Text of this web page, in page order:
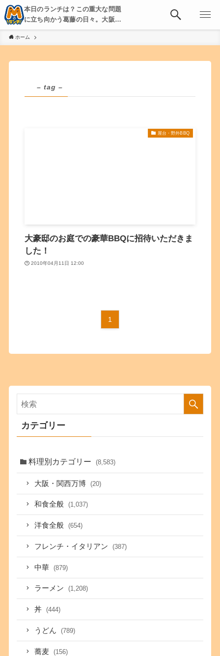
本日のランチは？この重大な問題
に立ち向かう葛藤の日々。大阪・
京都・神戸を中心とした食べ歩
き、飲み歩きを綴る。
ホーム
– tag –
屋台・野外BBQ
大豪邸のお庭での豪華BBQに招待いただきま
した！
2010年04月11日 12:00
1
カテゴリー
料理別カテゴリー (8,583)
大阪・関西万博 (20)
和食全般 (1,037)
洋食全般 (654)
フレンチ・イタリアン (387)
中華 (879)
ラーメン (1,208)
丼 (444)
うどん (789)
蕎麦 (156)